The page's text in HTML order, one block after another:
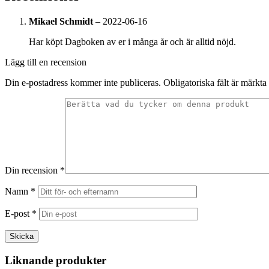
Mikael Schmidt – 2022-06-16
Har köpt Dagboken av er i många år och är alltid nöjd.
Lägg till en recension
Din e-postadress kommer inte publiceras. Obligatoriska fält är märkta
Din recension *
Namn *
E-post *
Liknande produkter